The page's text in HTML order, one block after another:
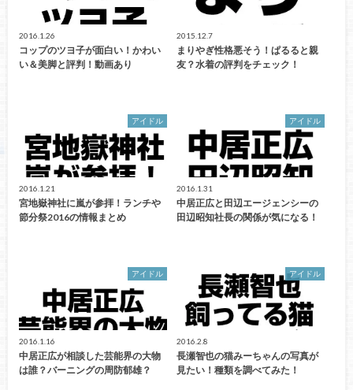
2016.1.26
コップのツヨ子が面白い！かわい
い＆美脚と評判！動画あり
2015.12.7
まりやぎ性格悪そう！ぱるると親
友？水着の評判をチェック！
アイドル
2016.1.21
宮地嶽神社に嵐が参拝！ランチや
節分祭2016の情報まとめ
アイドル
2016.1.31
中居正広と田辺エージェンシーの
田辺昭知社長の関係が気になる！
アイドル
2016.1.16
中居正広が相談した芸能界の大物
は誰？バーニングの周防郁雄？
アイドル
2016.2.8
長瀬智也の猫みーちゃんの写真が
見たい！種類を調べてみた！